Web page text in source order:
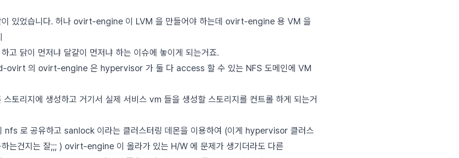
이 있었습니다. 허나 ovirt-engine 이 LVM 을 만들어야 하는데 ovirt-engine 용 VM 을
고 닭이 먼저냐 달걀이 먼저냐 하는 이슈에 놓이게 되는거죠.
ovirt 의 ovirt-engine 은 hypervisor 가 둘 다 access 할 수 있는 NFS 도메인에 VM
토리지에 생성하고 거기서 실제 서비스 vm 들을 생성할 스토리지를 컨트롤 하게 되는거
로 공유하고 sanlock 이라는 클러스터링 데몬을 이용하여 (이게 hypervisor 클러스
하는건지는 잘;;; ) ovirt-engine 이 올라가 있는 H/W 에 문제가 생기더라도 다른